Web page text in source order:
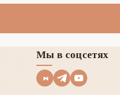
Мы в соцсетях